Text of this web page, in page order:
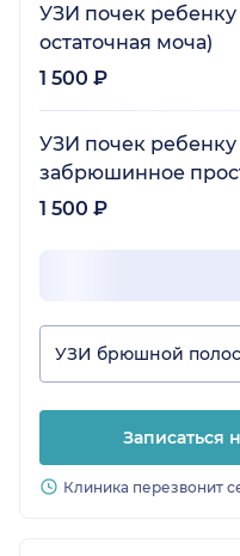
УЗИ почек
остаточная моча)
1 500 ₽
УЗИ почек
забрюшинное
1 500 ₽
УЗИ брюшной
Записаться
Клиника перезвонит